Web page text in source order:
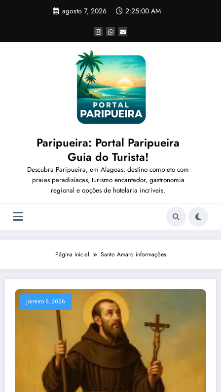
agosto 7, 2026 2:25:02 AM
Paripueira: Portal Paripueira
Guia do Turista!
Descubra Paripueira, em Alagoas: destino completo com
praias paradisíacas, turismo encantador, gastronomia
regional e opções de hotelaria incríveis.
Página inicial Santo Amaro informações
janeiro 6, 2026